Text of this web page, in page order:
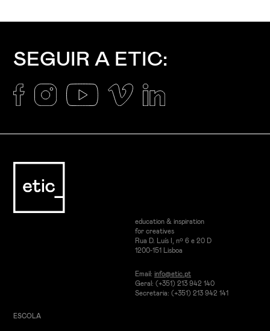
SEGUIR A ETIC:
education & inspiration
for creatives
Rua D. Luís I, nº 6 e 20 D
1200-151 Lisboa
Email: info@etic.pt
Geral: (+351) 213 942 140
Secretaria: (+351) 213 942 141
ESCOLA